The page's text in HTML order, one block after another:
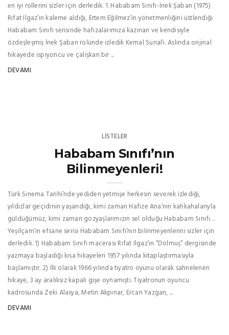
en iyi rollerini sizler için derledik. 1. Hababam Sınıfı-İnek Şaban (1975)
Rıfat Ilgaz’ın kaleme aldığı, Ertem Eğilmez’in yönetmenliğini üstlendiği
Hababam Sınıfı serisinde hafızalarımıza kazınan ve kendisiyle
özdeşleşmiş İnek Şaban rolünde izledik Kemal Sunal’ı. Aslında orijinal
hikayede ispiyoncu ve çalışkan bir ...
DEVAMI
LISTELER
Hababam Sınıfı’nın
Bilinmeyenleri!
Türk Sinema Tarihi’nde yediden yetmişe herkesin severek izlediği,
yıldızlar geçidinin yaşandığı, kimi zaman Hafize Ana’nın kahkahalarıyla
güldüğümüz, kimi zaman gözyaşlarımızın sel olduğu Hababam Sınıfı…
Yeşilçam’ın efsane serisi Hababam Sınıfı’nın bilinmeyenlerini sizler için
derledik. 1) Hababam Sınıfı macerası Rıfat Ilgaz’ın “Dolmuş” dergisinde
yazmaya başladığı kısa hikayeleri 1957 yılında kitaplaştırmasıyla
başlamıştır. 2) İlk olarak 1966 yılında tiyatro oyunu olarak sahnelenen
hikaye, 3 ay aralıksız kapalı gişe oynamıştı. Tiyatronun oyuncu
kadrosunda Zeki Alasya, Metin Akpınar, Ercan Yazgan, ...
DEVAMI